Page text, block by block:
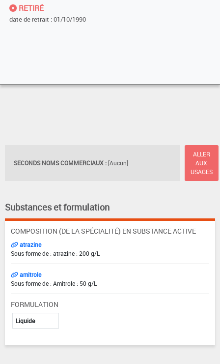
RETIRÉ
date de retrait : 01/10/1990
SECONDS NOMS COMMERCIAUX : [Aucun]
ALLER
AUX
USAGES
Substances et formulation
COMPOSITION (DE LA SPÉCIALITÉ) EN SUBSTANCE ACTIVE
atrazine
Sous forme de : atrazine : 200 g/L
amitrole
Sous forme de : Amitrole : 50 g/L
FORMULATION
Liquide